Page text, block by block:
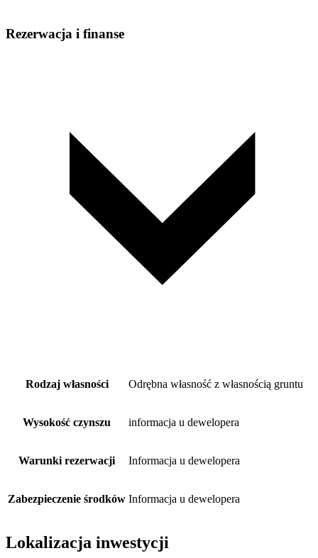
Rezerwacja i finanse
Rodzaj własności Odrębna własność z własnością gruntu
Wysokość czynszu informacja u dewelopera
Warunki rezerwacji Informacja u dewelopera
Zabezpieczenie środków Informacja u dewelopera
Lokalizacja inwestycji